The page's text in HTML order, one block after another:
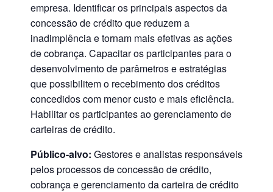
empresa. Identificar os principais aspectos da
concessão de crédito que reduzem a
inadimplência e tornam mais efetivas as ações
de cobrança. Capacitar os participantes para o
desenvolvimento de parâmetros e estratégias
que possibilitem o recebimento dos créditos
concedidos com menor custo e mais eficiência.
Habilitar os participantes ao gerenciamento de
carteiras de crédito.
Público-alvo: Gestores e analistas responsáveis
pelos processos de concessão de crédito,
cobrança e gerenciamento da carteira de crédito